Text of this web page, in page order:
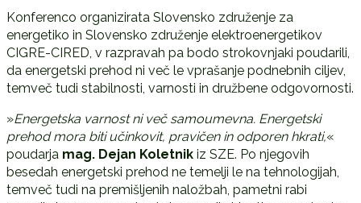
Konferenco organizirata Slovensko združenje za
energetiko in Slovensko združenje elektroenergetikov
CIGRE-CIRED, v razpravah pa bodo strokovnjaki poudarili,
da energetski prehod ni več le vprašanje podnebnih ciljev,
temveč tudi stabilnosti, varnosti in družbene odgovornosti.
»Energetska varnost ni več samoumevna. Energetski
prehod mora biti učinkovit, pravičen in odporen hkrati,«
poudarja mag. Dejan Koletnikiz SZE. Po njegovih
besedah energetski prehod ne temelji le na tehnologijah,
temveč tudi na premišljenih naložbah, pametni rabi